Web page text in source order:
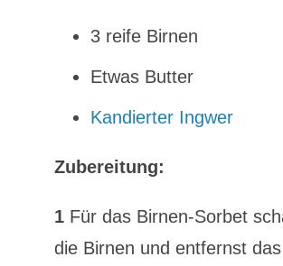
3 reife Birnen
Etwas Butter
Kandierter Ingwer
Zubereitung:
1Für das Birnen-Sorbet
die Birnen und entfernst das